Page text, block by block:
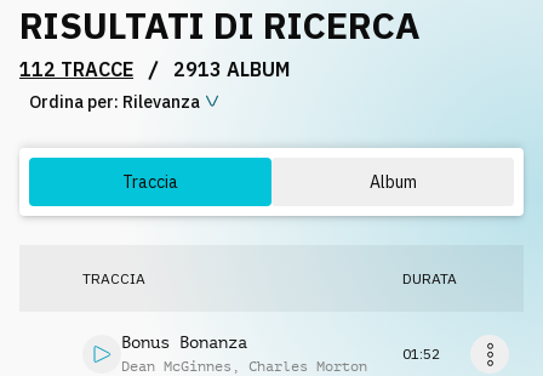
Playlist
Licenze
RISULTATI DI RICERCA
112 TRACCE / 2913 ALBUM
Ordina per: Rilevanza
Traccia Album
TRACCIA DURATA
Bonus Bonanza
Dean McGinnes , Charles Morton
01:52